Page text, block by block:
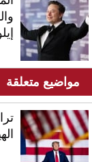
مواضيع متعلقة